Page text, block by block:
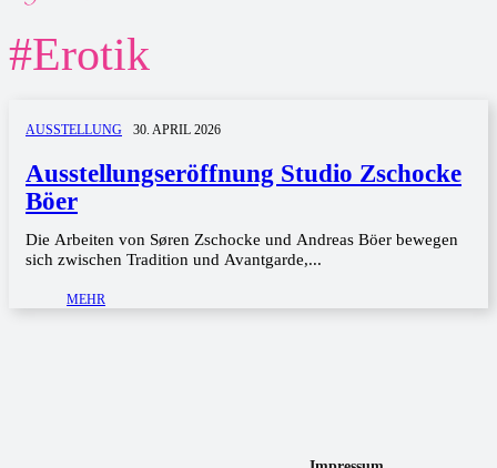
#Erotik
AUSSTELLUNG 30. APRIL 2026
Ausstellungseröffnung Studio Zschocke
Böer
Die Arbeiten von Søren Zschocke und Andreas Böer bewegen
sich zwischen Tradition und Avantgarde,...
MEHR